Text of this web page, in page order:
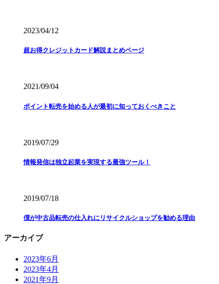
2023/04/12
超お得クレジットカード解説まとめページ
2021/09/04
ポイント転売を始める人が最初に知っておくべきこと
2019/07/29
情報発信は独立起業を実現する最強ツール！
2019/07/18
僕が中古品転売の仕入れにリサイクルショップを勧める理由
アーカイブ
2023年6月
2023年4月
2021年9月